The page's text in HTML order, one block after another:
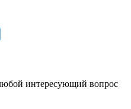
интересующий вопрос